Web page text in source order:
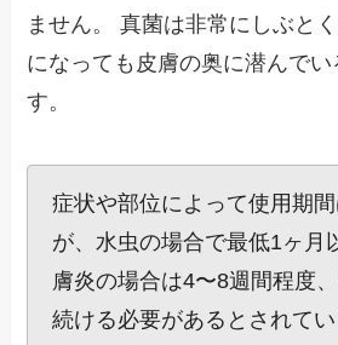
ません。 真菌は非常にしぶと
になっても皮膚の奥に潜んでい
す。
症状や部位によって使用期
が、水虫の場合で最低1ヶ月
膚炎の場合は4〜8週間程度
続ける必要があるとされて